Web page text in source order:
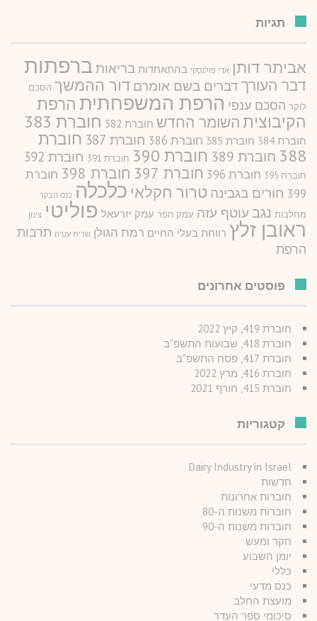
תגיות
אביתר דותן אדי פולנסקי בהתאחדות בריאותברפתות
דבר העורך דברים בשם אומרם דור ההמשך הסכם
לוקר הסכם ענפי הרפת המשפחתית הרפת
הקיבוציתהשומר החדש חוברת 382 חוברת 383
חוברת 384 חוברת 385 חוברת 386 חוברת 387
חוברת
388 חוברת 389 חוברת 390 חוברת 391 חוברת 392
חוברת 395 חוברת 396 חוברת 397 חוברת 398
חוברת
399 חורים בגבינה טרור חקלאי כלכלה כנס הבקר
מחלבות נגב עוטף עזה עמק חפר עמק יזרעאל פוליטי צינון
ראובן זלץ רווחת בעלי החיים רמת הגולן שרית עטיה תרבות
הרפת
פוסטים אחרונים
חוברת 419, קיץ 2022
חוברת 418, שבועות התשפ"ב
חוברת 417, פסח התשפ"ב
חוברת 416, מרץ 2022
חוברת 415, חורף 2021
קטגוריות
Dairy Industry in Israel
חדשות
חוברות אחרונות
חוברות משנות ה-80
חוברות משנות ה-90
חקר ומעש
יומן השבוע
כללי
כנס מדעי
מועצת החלב
סיכומי ספר העדר